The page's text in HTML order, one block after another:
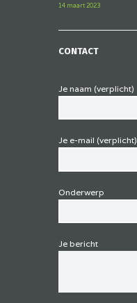
14 maart 2023
CONTACT
Je naam (verplicht)
Je e-mail (verplicht)
Onderwerp
Je bericht